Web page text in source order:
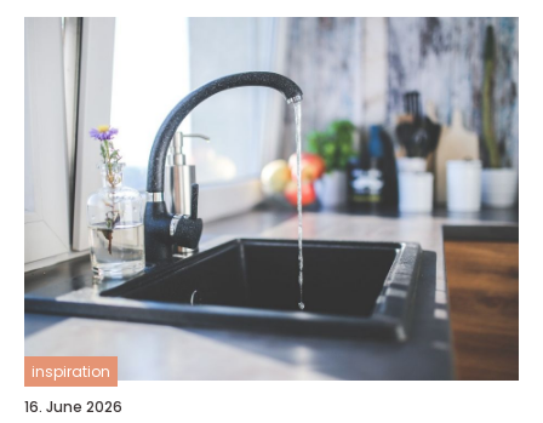
inspiration
16. June 2026